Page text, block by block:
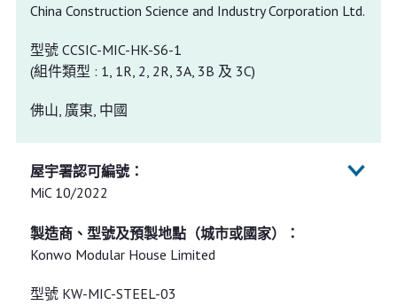
China Construction Science and Industry Corporation Ltd.
型號 CCSIC-MIC-HK-S6-1
(組件類型 : 1, 1R, 2, 2R, 3A, 3B 及 3C)
佛山, 廣東, 中國
MiC 10/2022
Konwo Modular House Limited
型號 KW-MIC-STEEL-03